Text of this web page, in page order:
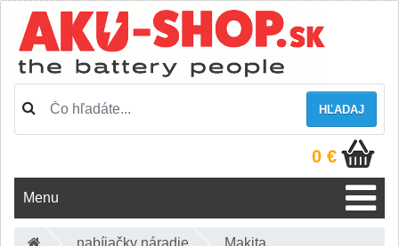
HĽADAJ
0 €
Menu
nabíjačky náradie Makita